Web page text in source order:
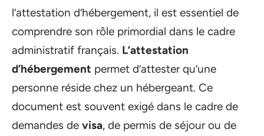
l’attestation d’hébergement, il est essentiel de
comprendre son rôle primordial dans le cadre
administratif français. L’attestation
d’hébergement permet d’attester qu’une
personne réside chez un hébergeant. Ce
document est souvent exigé dans le cadre de
demandes de visa, de permis de séjour ou de